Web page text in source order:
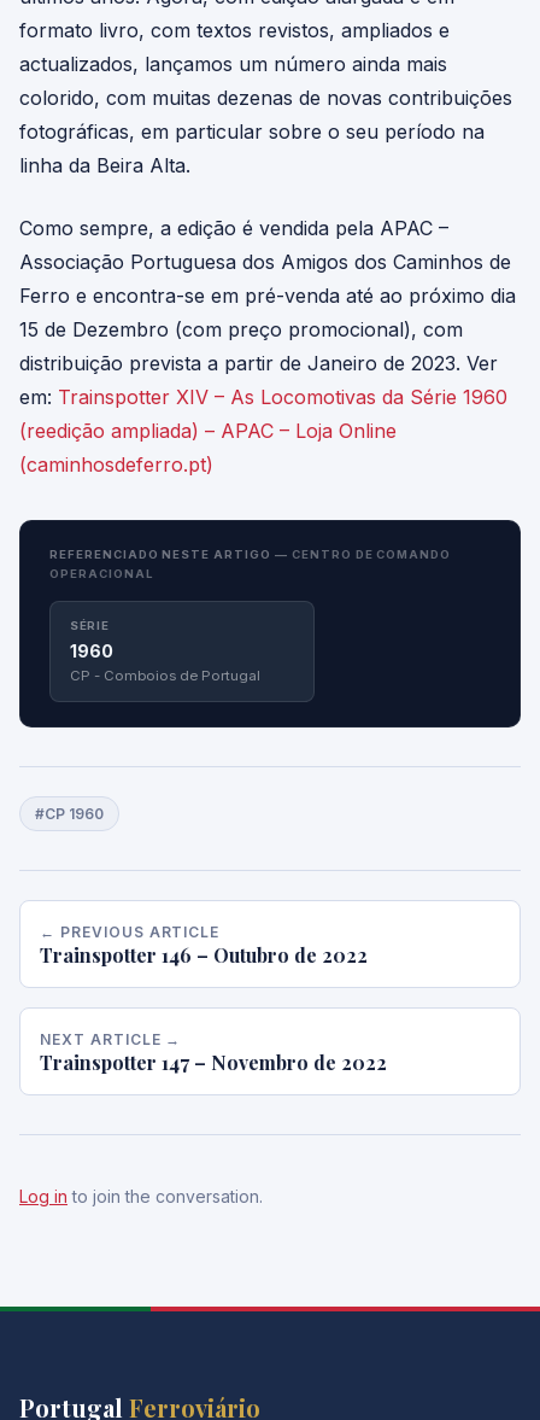
formato livro, com textos revistos, ampliados e
actualizados, lançamos um número ainda mais
colorido, com muitas dezenas de novas contribuições
fotográficas, em particular sobre o seu período na
linha da Beira Alta.
Como sempre, a edição é vendida pela APAC –
Associação Portuguesa dos Amigos dos Caminhos de
Ferro e encontra-se em pré-venda até ao próximo dia
15 de Dezembro (com preço promocional), com
distribuição prevista a partir de Janeiro de 2023. Ver
em: Trainspotter XIV – As Locomotivas da Série 1960
(reedição ampliada) – APAC – Loja Online
(caminhosdeferro.pt)
REFERENCIADO NESTE ARTIGO — CENTRO DE COMANDO
OPERACIONAL
SÉRIE
1960
CP - Comboios de Portugal
#CP 1960
← PREVIOUS ARTICLE
Trainspotter 146 – Outubro de 2022
NEXT ARTICLE →
Trainspotter 147 – Novembro de 2022
Log in to join the conversation.
Portugal Ferroviário